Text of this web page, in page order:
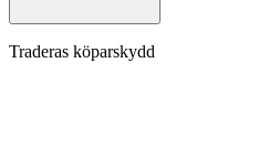
Traderas köparskydd